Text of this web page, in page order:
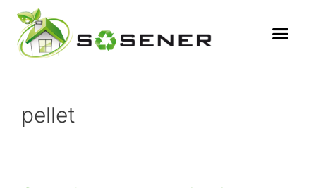
pellet